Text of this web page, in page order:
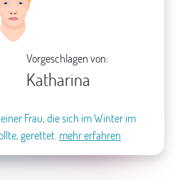
Vorgeschlagen von:
Katharina
Frau, die sich im Winter im
gerettet. mehr erfahren